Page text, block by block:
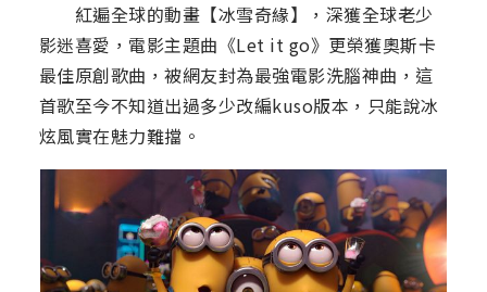
紅遍全球的動畫【冰雪奇緣】，深獲全球老少
影迷喜愛，電影主題曲《Let it go》更榮獲奧斯卡
最佳原創歌曲，被網友封為最強電影洗腦神曲，這
首歌至今不知道出過多少改編kuso版本，只能說冰
炫風實在魅力難擋。